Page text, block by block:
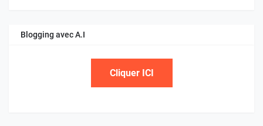
Blogging avec A.I
Cliquer ICI